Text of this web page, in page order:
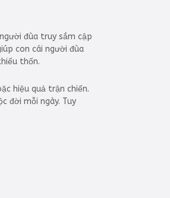
đùa truy sắm cập
con cái người đùa
thốn.
hiệu quả trận chiến.
đời mỗi ngày. Tuy